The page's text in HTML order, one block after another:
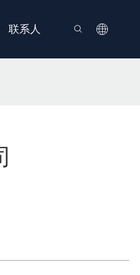
联系人